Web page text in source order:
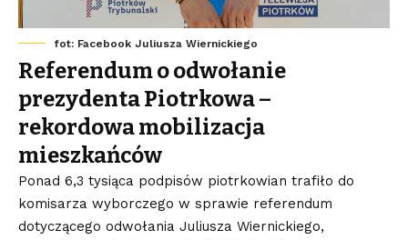
fot: Facebook Juliusza Wiernickiego
Referendum o odwołanie
prezydenta Piotrkowa –
rekordowa mobilizacja
mieszkańców
Ponad 6,3 tysiąca podpisów piotrkowian trafiło do
komisarza wyborczego w sprawie referendum
dotyczącego odwołania Juliusza Wiernickiego,